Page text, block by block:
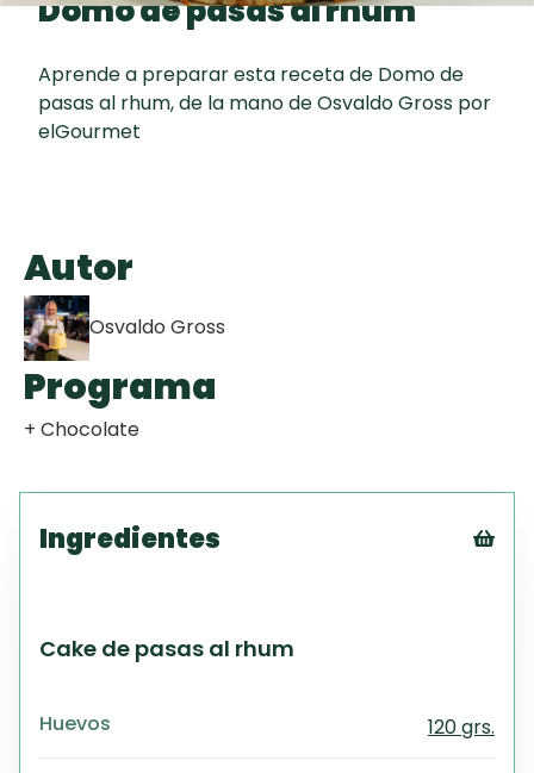
Galletas con
recetas
Domo de pasas al rhum
Aprende a preparar esta receta de Domo de
pasas al rhum, de la mano de Osvaldo Gross por
elGourmet
Autor
Osvaldo Gross
Programa
+ Chocolate
Ingredientes
Cake de pasas al rhum
Huevos 120 grs.